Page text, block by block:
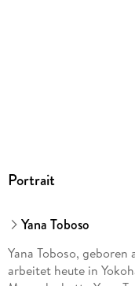
Portrait
Yana Toboso
Yana Toboso,
arbeitet heute in